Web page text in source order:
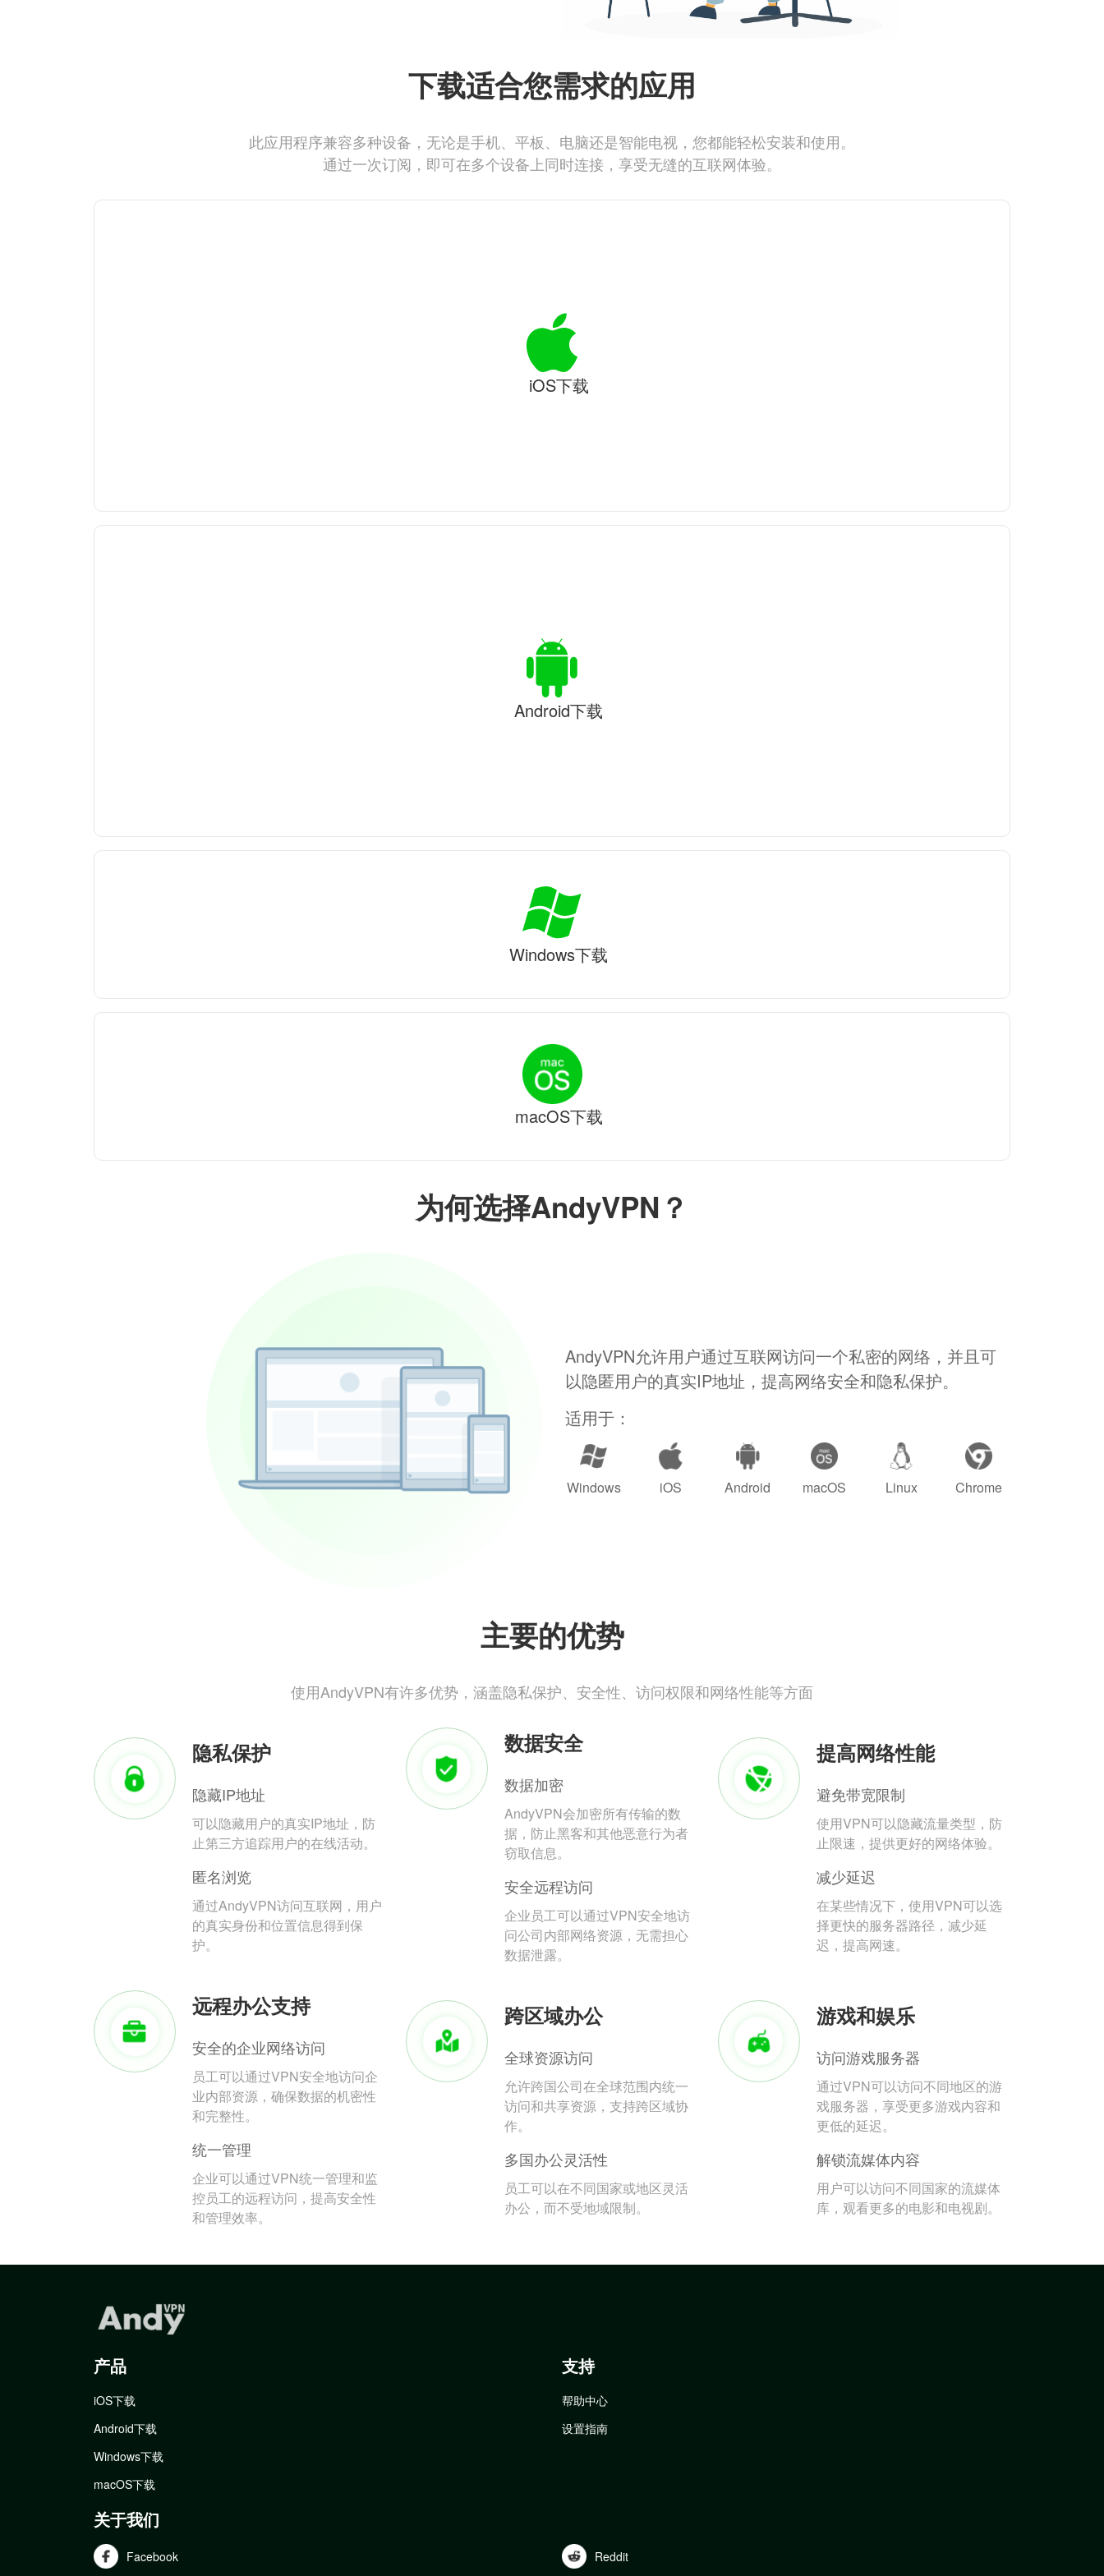
为何选择AndyVPN？
AndyVPN允许用户通过互联网访问一个私密的网络，并且可
以隐匿用户的真实IP地址，提高网络安全和隐私保护。
适用于：
Windows iOS Android macOS Linux Chrome
主要的优势
使用AndyVPN有许多优势，涵盖隐私保护、安全性、访问权限和网络性能等方面
隐私保护
隐藏IP地址
可以隐藏用户的真实IP地址，防
止第三方追踪用户的在线活动。
匿名浏览
通过AndyVPN访问互联网，用户
的真实身份和位置信息得到保
护。
数据安全
数据加密
AndyVPN会加密所有传输的数
据，防止黑客和其他恶意行为者
窃取信息。
安全远程访问
企业员工可以通过VPN安全地访
问公司内部网络资源，无需担心
数据泄露。
提高网络性能
避免带宽限制
使用VPN可以隐藏流量类型，防
止限速，提供更好的网络体验。
减少延迟
在某些情况下，使用VPN可以选
择更快的服务器路径，减少延
迟，提高网速。
远程办公支持
安全的企业网络访问
员工可以通过VPN安全地访问企
业内部资源，确保数据的机密性
和完整性。
统一管理
企业可以通过VPN统一管理和监
控员工的远程访问，提高安全性
和管理效率。
跨区域办公
全球资源访问
允许跨国公司在全球范围内统一
访问和共享资源，支持跨区域协
作。
多国办公灵活性
员工可以在不同国家或地区灵活
办公，而不受地域限制。
游戏和娱乐
访问游戏服务器
通过VPN可以访问不同地区的游
戏服务器，享受更多游戏内容和
更低的延迟。
解锁流媒体内容
用户可以访问不同国家的流媒体
库，观看更多的电影和电视剧。
下载适合您需求的应用
此应用程序兼容多种设备，无论是手机、平板、电脑还是智能电视，您都能轻松安装和使用。
通过一次订阅，即可在多个设备上同时连接，享受无缝的互联网体验。
iOS下载
Android下载
Windows下载
macOS下载
产品
iOS下载
Android下载
Windows下载
macOS下载
支持
帮助中心
设置指南
关于我们
Facebook Reddit